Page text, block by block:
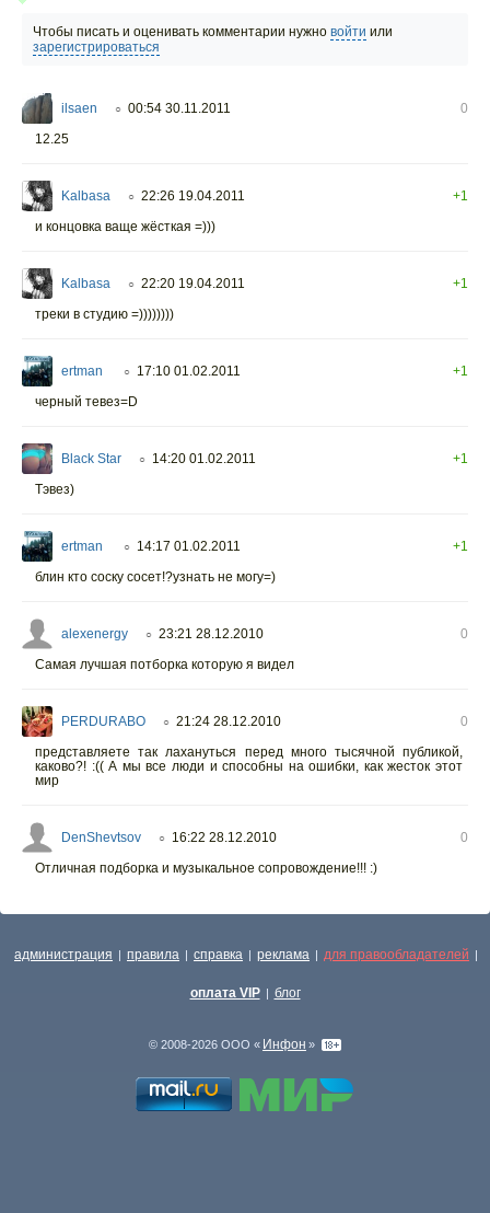
Чтобы писать и оценивать комментарии нужно войти или
зарегистрироваться
ilsaen ○ 00:54 30.11.2011
0
12.25
Kalbasa ○ 22:26 19.04.2011
+1
и концовка ваще жёсткая =)))
Kalbasa ○ 22:20 19.04.2011
+1
треки в студию =))))))))
ertman ○ 17:10 01.02.2011
+1
черный тевез=D
Black Star ○ 14:20 01.02.2011
+1
Тэвез)
ertman ○ 14:17 01.02.2011
+1
блин кто соску сосет!?узнать не могу=)
alexenergy ○ 23:21 28.12.2010
0
Самая лучшая потборка которую я видел
PERDURABO ○ 21:24 28.12.2010
0
представляете так лахануться перед много тысячной публикой,
каково?! :(( А мы все люди и способны на ошибки, как жесток этот
мир
DenShevtsov ○ 16:22 28.12.2010
0
Отличная подборка и музыкальное сопровождение!!! :)
администрация | правила | справка | реклама | для правообладателей |
оплата VIP | блог
© 2008-2026 ООО « Инфон »